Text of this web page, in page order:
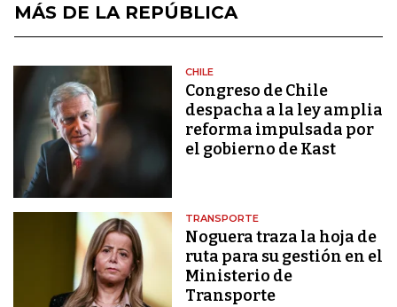
MÁS DE LA REPÚBLICA
CHILE
Congreso de Chile
despacha a la ley amplia
reforma impulsada por
el gobierno de Kast
TRANSPORTE
Noguera traza la hoja de
ruta para su gestión en el
Ministerio de
Transporte